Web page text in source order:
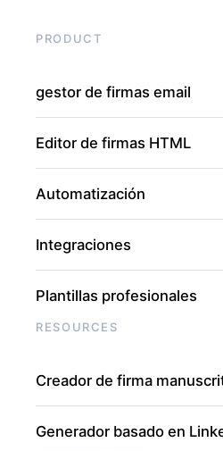
PRODUCT
gestor de firmas email
Editor de firmas HTML
Automatización
Integraciones
Plantillas profesionales
RESOURCES
Creador de firma
Generador basado en